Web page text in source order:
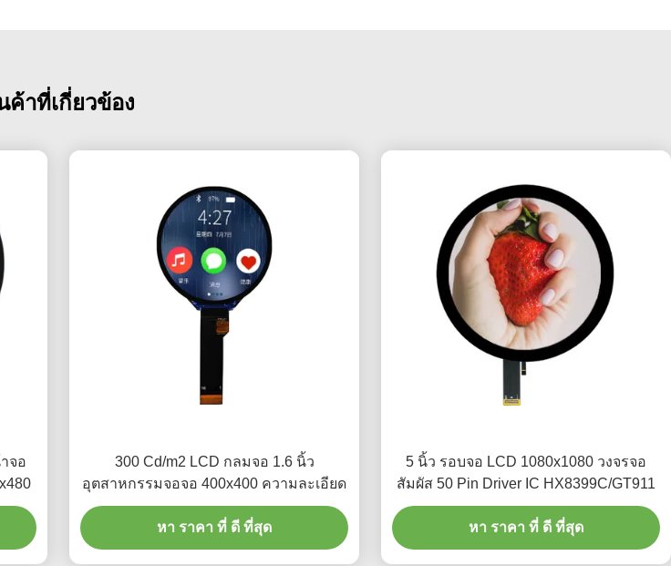
ค้าที่เกี่ยวข้อง
จอ
300 Cd/m2 LCD กลมจอ 1.6 นิ้ว
อุตสาหกรรมจอจอ 400x400 ความละเอียด
หา ราคา ที่ ดี ที่สุด
5 นิ้ว รอบจอ LCD 1080x1080 วงจรจอ
สัมผัส 50 Pin Driver IC HX8399C/GT911
หา ราคา ที่ ดี ที่สุด